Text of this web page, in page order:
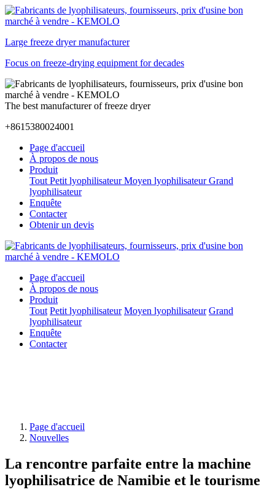
Large freeze dryer manufacturer
Focus on freeze-drying equipment for decades
The best manufacturer of freeze dryer
+8615380024001
Page d'accueil
À propos de nous
Produit
Tout Petit lyophilisateur Moyen lyophilisateur Grand
lyophilisateur
Enquête
Contacter
Obtenir un devis
Page d'accueil
À propos de nous
Produit
Tout Petit lyophilisateur Moyen lyophilisateur Grand
lyophilisateur
Enquête
Contacter
Page d'accueil
Nouvelles
La rencontre parfaite entre la machine
lyophilisatrice de Namibie et le tourisme